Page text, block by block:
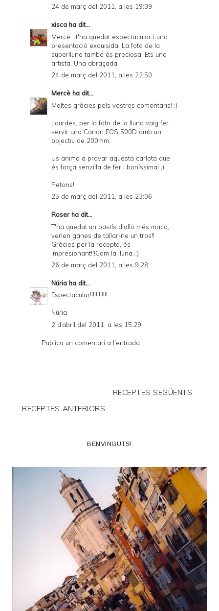
24 de març del 2011, a les 19:39
xisca ha dit...
Mercè , t'ha quedat espectacular i una
presentació exquisida. La foto de la
superlluna també és preciosa. Ets una
artista. Una abraçada
24 de març del 2011, a les 22:50
Mercè ha dit...
Moltes gràcies pels vostres comentaris! :)
Lourdes, per la foto de la lluna vaig fer
servir una Canon EOS 500D amb un
objectiu de 200mm.
Us animo a provar aquesta carlota que
és força senzilla de fer i boníssima! ;)
Petons!
25 de març del 2011, a les 23:06
Roser ha dit...
T'ha quedat un pastís d'allò més maco,
venen ganes de tallar-ne un tros!!
Gràcies per la recepta, és
impresionant!!!Com la lluna..;)
26 de març del 2011, a les 9:28
Núria ha dit...
Espectacular!!!!!!!!!!!!
Núria
2 d’abril del 2011, a les 15:29
Publica un comentari a l'entrada
RECEPTES SEGÜENTS
RECEPTES ANTERIORS
BENVINGUTS!